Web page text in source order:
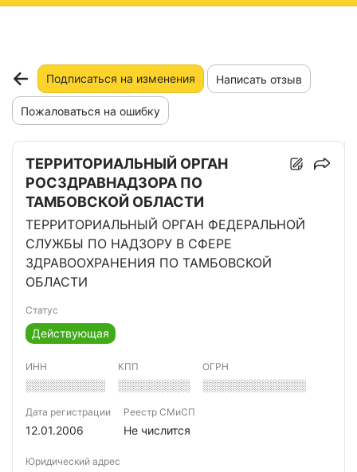
Подписаться на изменения Написать отзыв
Пожаловаться на ошибку
ТЕРРИТОРИАЛЬНЫЙ ОРГАН
РОСЗДРАВНАДЗОРА ПО
ТАМБОВСКОЙ ОБЛАСТИ
ТЕРРИТОРИАЛЬНЫЙ ОРГАН ФЕДЕРАЛЬНОЙ
СЛУЖБЫ ПО НАДЗОРУ В СФЕРЕ
ЗДРАВООХРАНЕНИЯ ПО ТАМБОВСКОЙ
ОБЛАСТИ
Статус
Действующая
ИНН
░░░░░░░░░░
КПП
░░░░░░░░░
ОГРН
░░░░░░░░░░░░░
Дата регистрации
12.01.2006
Реестр СМиСП
Не числится
Юридический адрес